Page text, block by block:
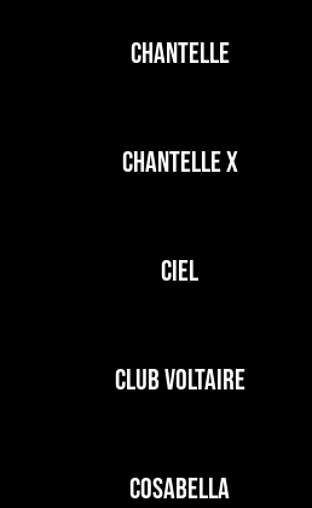
CHANTELLE
CHANTELLE X
CIEL
CLUB VOLTAIRE
COSABELLA